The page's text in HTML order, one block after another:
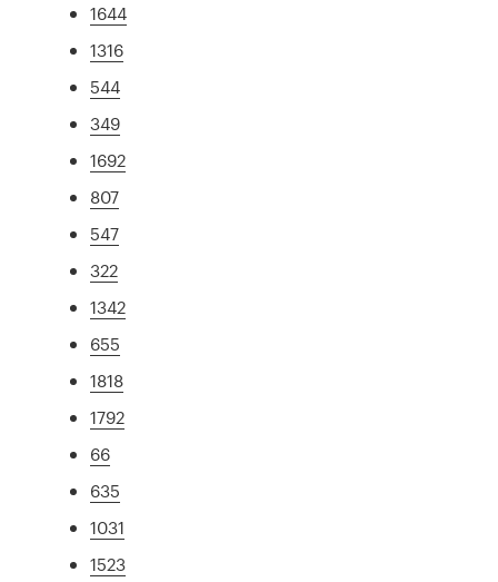
1644
1316
544
349
1692
807
547
322
1342
655
1818
1792
66
635
1031
1523